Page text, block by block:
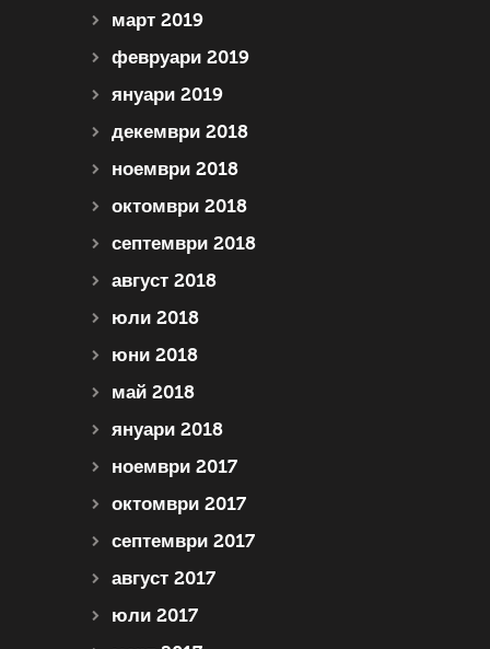
март 2019
февруари 2019
януари 2019
декември 2018
ноември 2018
октомври 2018
септември 2018
август 2018
юли 2018
юни 2018
май 2018
януари 2018
ноември 2017
октомври 2017
септември 2017
август 2017
юли 2017